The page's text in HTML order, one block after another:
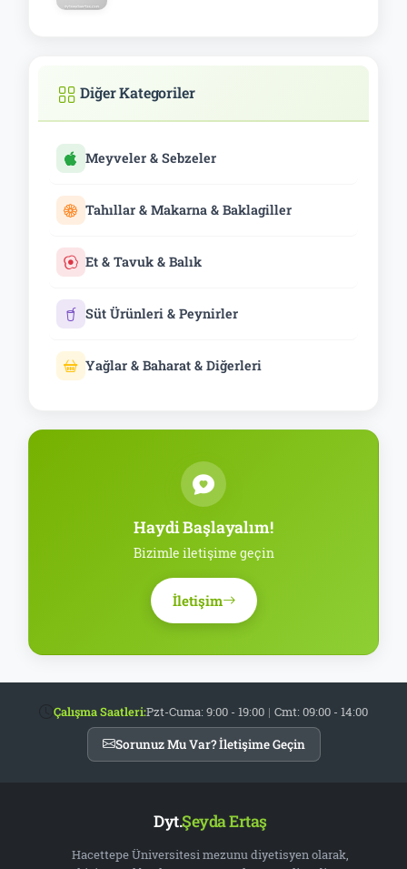
Diğer Kategoriler
Meyveler & Sebzeler
Tahıllar & Makarna & Baklagiller
Et & Tavuk & Balık
Süt Ürünleri & Peynirler
Yağlar & Baharat & Diğerleri
Haydi Başlayalım!
Bizimle iletişime geçin
İletişim
Çalışma Saatleri:Pzt-Cuma: 9:00 - 19:00 | Cmt: 09:00 - 14:00
Sorunuz Mu Var? İletişime Geçin
Dyt.Şeyda Ertaş
Hacettepe Üniversitesi mezunu diyetisyen olarak,